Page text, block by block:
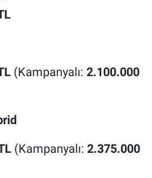
(Kampanyalı: 2.100.000
(Kampanyalı: 2.375.000